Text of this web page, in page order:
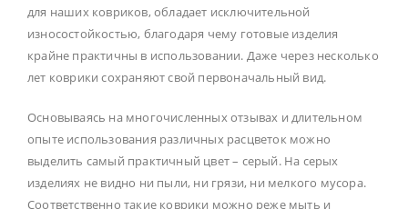
для наших ковриков, обладает исключительной
износостойкостью, благодаря чему готовые изделия
крайне практичны в использовании. Даже через несколько
лет коврики сохраняют свой первоначальный вид.
Основываясь на многочисленных отзывах и длительном
опыте использования различных расцветок можно
выделить самый практичный цвет – серый. На серых
изделиях не видно ни пыли, ни грязи, ни мелкого мусора.
Соответственно такие коврики можно реже мыть и